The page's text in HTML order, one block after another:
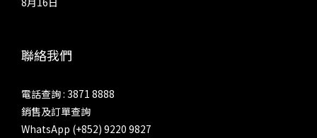
聯絡我們
電話查詢 : 3871 8888
銷售及訂單查詢
WhatsApp (+852) 9220 9827